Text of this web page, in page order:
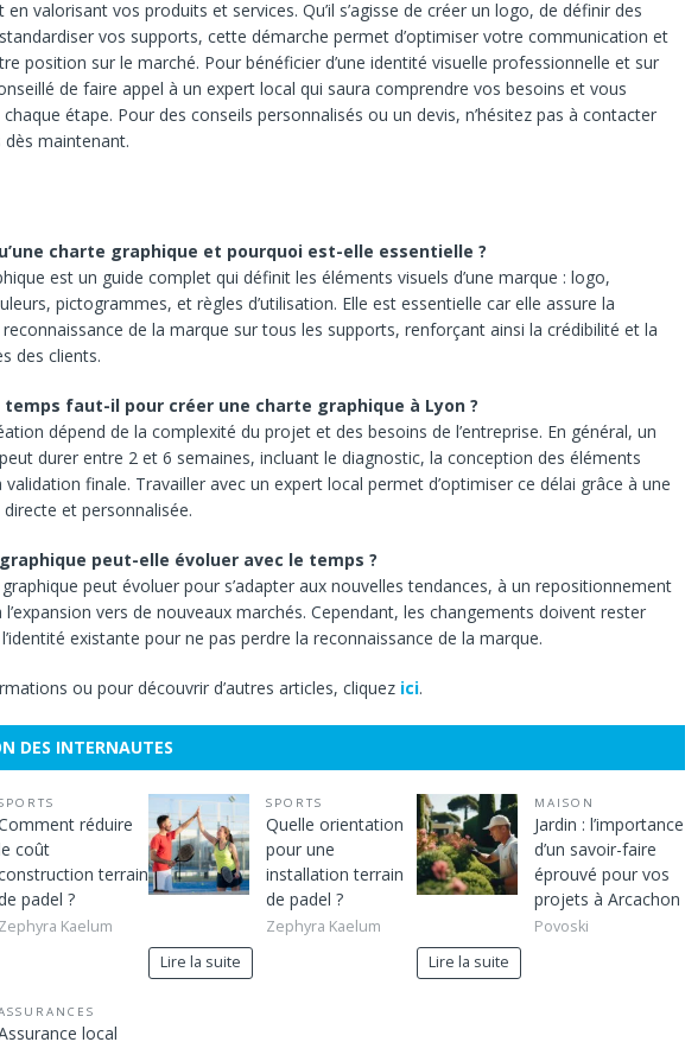
valorisant vos produits et services. Qu’il s’agisse de créer un logo, de définir des
vos supports, cette démarche permet d’optimiser votre communication et
position sur le marché. Pour bénéficier d’une identité visuelle professionnelle et sur
de faire appel à un expert local qui saura comprendre vos besoins et vous
étape. Pour des conseils personnalisés ou un devis, n’hésitez pas à contacter
maintenant.
charte graphique et pourquoi est-elle essentielle ?
est un guide complet qui définit les éléments visuels d’une marque : logo,
pictogrammes, et règles d’utilisation. Elle est essentielle car elle assure la
de la marque sur tous les supports, renforçant ainsi la crédibilité et la
des clients.
temps faut-il pour créer une charte graphique à Lyon ?
dépend de la complexité du projet et des besoins de l’entreprise. En général, un
durer entre 2 et 6 semaines, incluant le diagnostic, la conception des éléments
validation finale. Travailler avec un expert local permet d’optimiser ce délai grâce à une
et personnalisée.
peut-elle évoluer avec le temps ?
peut évoluer pour s’adapter aux nouvelles tendances, à un repositionnement
vers de nouveaux marchés. Cependant, les changements doivent rester
existante pour ne pas perdre la reconnaissance de la marque.
ou pour découvrir d’autres articles, cliquez ici.
DES INTERNAUTES
réduire
coût
terrain
padel ?
Zephyra Kaelum
SPORTS
Quelle orientation
pour une
installation terrain
de padel ?
Zephyra Kaelum
Lire la suite
MAISON
Jardin : l’importance
d’un savoir-faire
éprouvé pour vos
projets à Arcachon
Povoski
Lire la suite
local